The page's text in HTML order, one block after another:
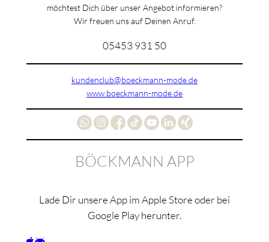
möchtest Dich über unser Angebot informieren?
Wir freuen uns auf Deinen Anruf.
05453 931 50
kundenclub@boeckmann-mode.de
www.boeckmann-mode.de
BÖCKMANN APP
Lade Dir unsere App im Apple Store oder bei
Google Play herunter.